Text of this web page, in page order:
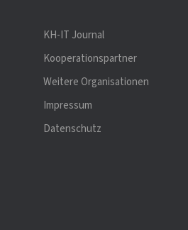
KH-IT Journal
Kooperationspartner
Weitere Organisationen
Impressum
Datenschutz